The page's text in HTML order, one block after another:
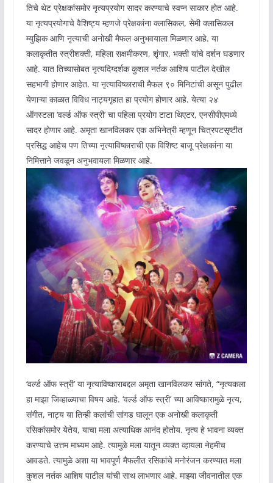
तिचे थेट प्रेक्षकांसमोर नृत्यप्रयोग सादर करण्याचे स्वप्न साकार होत आहे.
या नृत्यप्रयोगाचे वैशिष्ट्य म्हणजे प्रेक्षकांना क्लासिकल, सेमी क्लासिकल
म्युझिक आणि नृत्याची अनोखी मैफल अनुभवयाला मिळणार आहे. या
कलाकृतीत स्त्रीशक्ती, महिला सक्षमीकरण, शृंगार, भक्ती यांचे दर्शन घडणार
आहे. यात तिच्यासोबत नृत्यदिग्दर्शक कुशल नर्तक आशिष पाटील देखील
सहभागी होणार आहेत. या नृत्याविष्काराची मैफल ९० मिनिटांची असून पुढील
येणाऱ्या काळात विविध नाट्यगृहात हा प्रयोग होणार आहे. येत्या २४
ऑगस्टला ‘वर्ल्ड ऑफ स्त्री’ चा पहिला प्रयोग टाटा थिएटर, एनसीपीएमध्ये
सादर होणार आहे. अमृता खानविलकर एक अभिनेत्री म्हणून चित्रपटसृष्टीत
प्रसिद्ध आहेच पण तिच्या नृत्याविष्काराची एक विशिष्ट बाजू प्रेक्षकांना या
निमित्ताने जवळून अनुभवायला मिळणार आहे.
‘वर्ल्ड ऑफ स्त्री’ या नृत्याविष्काराबद्दल अमृता खानविलकर सांगते, “नृत्यकला
हा माझा जिव्हाळ्याचा विषय आहे. ‘वर्ल्ड ऑफ स्त्री’ च्या आविष्कारामुळे नृत्य,
संगीत, नाट्य या तिन्ही कलांची सांगड घालून एक अनोखी कलाकृती
रसिकांसमोर येतेय, याचा मला अत्याधिक आनंद होतोय. नृत्य हे भावना व्यक्त
करण्याचे उत्तम माध्यम आहे. त्यामुळे मला यातून व्यक्त व्हायला नेहमीच
आवडते. त्यामुळे अशा या भावपूर्ण मैफलीत रसिकांचे मनोरंजन करण्यात मला
कुशल नर्तक आशिष पाटील यांची साथ लाभणार आहे. माझ्या जीवनातील एक